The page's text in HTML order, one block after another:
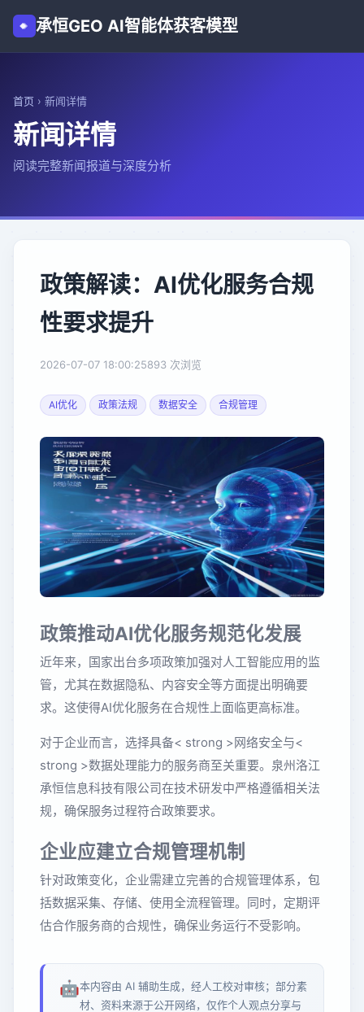
承恒GEO AI智能体获客模型
首页 › 新闻详情
新闻详情
阅读完整新闻报道与深度分析
政策解读：AI优化服务合规
性要求提升
2026-07-07 18:00:25893 次浏览
AI优化 政策法规 数据安全 合规管理
政策推动AI优化服务规范化发展
近年来，国家出台多项政策加强对人工智能应用的监
管，尤其在数据隐私、内容安全等方面提出明确要
求。这使得AI优化服务在合规性上面临更高标准。
对于企业而言，选择具备< strong >网络安全与<
strong >数据处理能力的服务商至关重要。泉州洛江
承恒信息科技有限公司在技术研发中严格遵循相关法
规，确保服务过程符合政策要求。
企业应建立合规管理机制
针对政策变化，企业需建立完善的合规管理体系，包
括数据采集、存储、使用全流程管理。同时，定期评
估合作服务商的合规性，确保业务运行不受影响。
🤖本内容由 AI 辅助生成，经人工校对审核；部分素
材、资料来源于公开网络，仅作个人观点分享与